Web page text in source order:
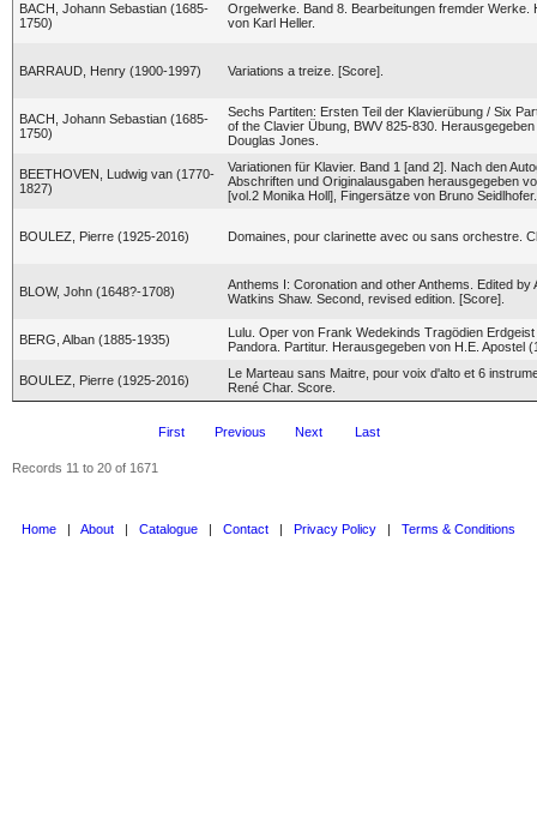
BACH, Johann Sebastian (1685-
1750)
Orgelwerke. Band 8. Bearbeitungen fremder Werke.
von Karl Heller.
BARRAUD, Henry (1900-1997) Variations a treize. [Score].
BACH, Johann Sebastian (1685-
1750)
Sechs Partiten: Ersten Teil der Klavierübung / Six
of the Clavier Übung, BWV 825-830.
Douglas Jones.
BEETHOVEN, Ludwig van (1770-
1827)
Variationen für Klavier. Band 1 [and 2]. Nach den
Abschriften und Originalausgaben herausgegeben
[vol.2 Monika Holl], Fingersätze von Bruno Seidlhofer.
BOULEZ, Pierre (1925-2016) Domaines, pour clarinette avec ou sans orchestre.
BLOW, John (1648?-1708)
Anthems I: Coronation and other Anthems. Edited by
Watkins Shaw. Second, revised edition. [Score].
BERG, Alban (1885-1935)
Lulu. Oper von Frank Wedekinds Tragödien
Pandora. Partitur. Herausgegeben von H.E. Apostel
BOULEZ, Pierre (1925-2016)
Le Marteau sans Maitre, pour voix d'alto et 6
René Char. Score.
First Previous Next Last
Records 11 to 20 of 1671
Home | About | Catalogue | Contact | Privacy Policy | Terms & Conditions